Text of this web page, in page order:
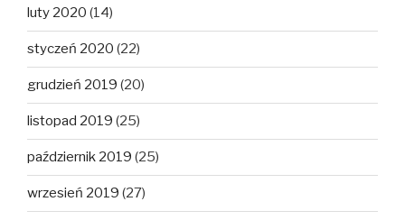
luty 2020 (14)
styczeń 2020 (22)
grudzień 2019 (20)
listopad 2019 (25)
październik 2019 (25)
wrzesień 2019 (27)